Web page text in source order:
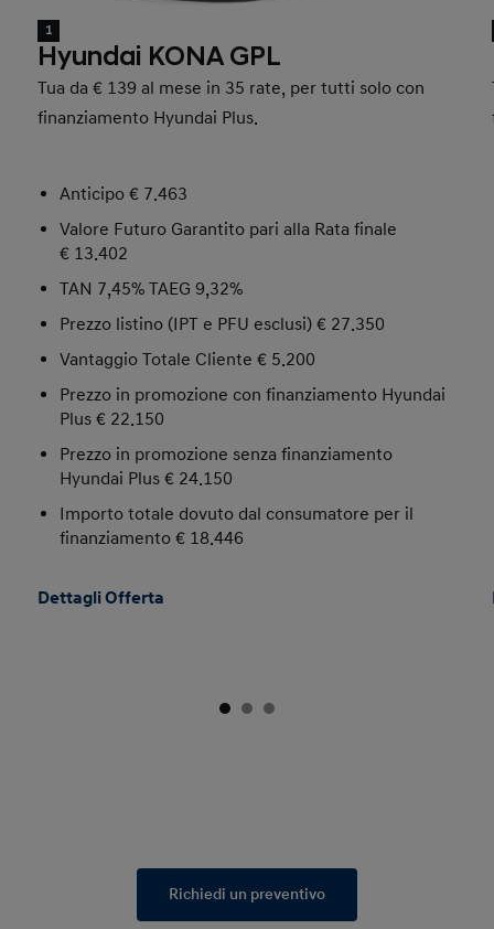
1
Hyundai KONA GPL
Tua da € 139 al mese in 35 rate, per tutti solo con
finanziamento Hyundai Plus.
Anticipo € 7.463
Valore Futuro Garantito pari alla Rata finale
€ 13.402
TAN 7,45% TAEG 9,32%
Prezzo listino (IPT e PFU esclusi) € 27.350
Vantaggio Totale Cliente € 5.200
Prezzo in promozione con finanziamento Hyundai
Plus € 22.150
Prezzo in promozione senza finanziamento
Hyundai Plus € 24.150
Importo totale dovuto dal consumatore per il
finanziamento € 18.446
Dettagli Offerta
Richiedi un preventivo